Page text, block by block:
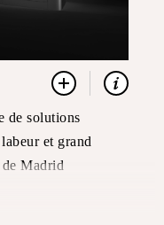
de solutions
et grand
Madrid